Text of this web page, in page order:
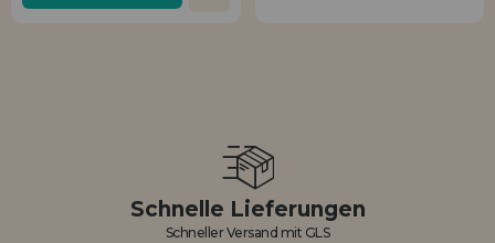
Schnelle Lieferungen
Schneller Versand mit GLS